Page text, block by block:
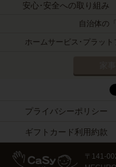
安心･安全への取り組み
自治体の
ホームサービス･プラッ
プライバシーポリシー
ギフトカード利用約款
〒141-